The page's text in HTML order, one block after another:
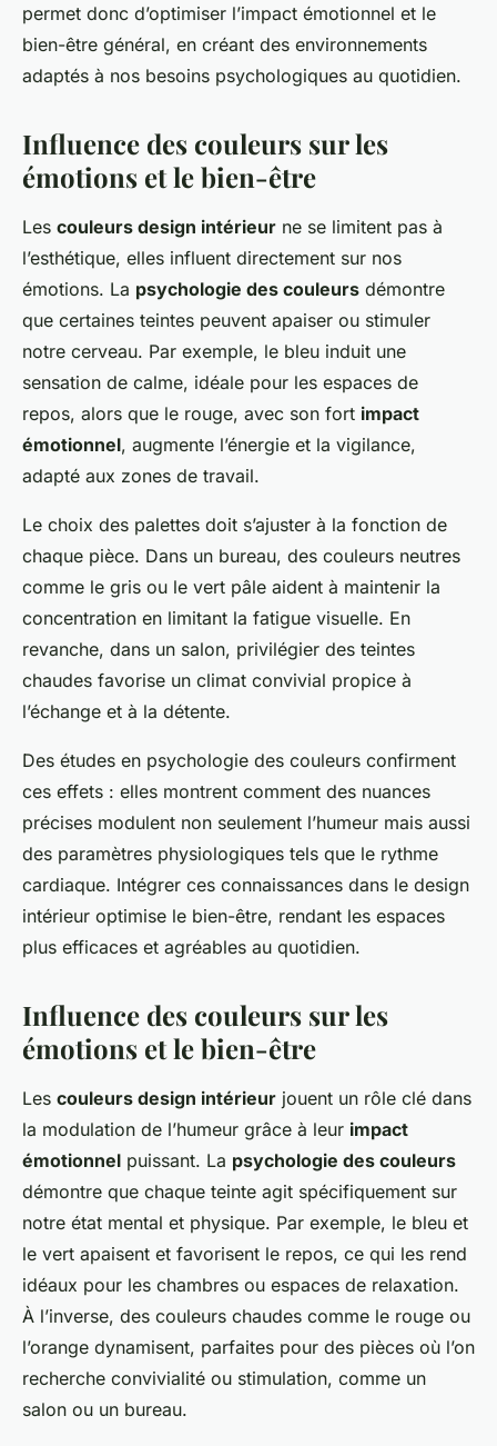
permet donc d’optimiser l’impact émotionnel et le
bien-être général, en créant des environnements
adaptés à nos besoins psychologiques au quotidien.
Influence des couleurs sur les
émotions et le bien-être
Les couleurs design intérieur ne se limitent pas à
l’esthétique, elles influent directement sur nos
émotions. La psychologie des couleurs démontre
que certaines teintes peuvent apaiser ou stimuler
notre cerveau. Par exemple, le bleu induit une
sensation de calme, idéale pour les espaces de
repos, alors que le rouge, avec son fort impact
émotionnel, augmente l’énergie et la vigilance,
adapté aux zones de travail.
Le choix des palettes doit s’ajuster à la fonction de
chaque pièce. Dans un bureau, des couleurs neutres
comme le gris ou le vert pâle aident à maintenir la
concentration en limitant la fatigue visuelle. En
revanche, dans un salon, privilégier des teintes
chaudes favorise un climat convivial propice à
l’échange et à la détente.
Des études en psychologie des couleurs confirment
ces effets : elles montrent comment des nuances
précises modulent non seulement l’humeur mais aussi
des paramètres physiologiques tels que le rythme
cardiaque. Intégrer ces connaissances dans le design
intérieur optimise le bien-être, rendant les espaces
plus efficaces et agréables au quotidien.
Influence des couleurs sur les
émotions et le bien-être
Les couleurs design intérieur jouent un rôle clé dans
la modulation de l’humeur grâce à leur impact
émotionnel puissant. La psychologie des couleurs
démontre que chaque teinte agit spécifiquement sur
notre état mental et physique. Par exemple, le bleu et
le vert apaisent et favorisent le repos, ce qui les rend
idéaux pour les chambres ou espaces de relaxation.
À l’inverse, des couleurs chaudes comme le rouge ou
l’orange dynamisent, parfaites pour des pièces où l’on
recherche convivialité ou stimulation, comme un
salon ou un bureau.